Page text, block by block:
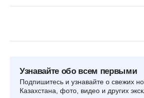
Узнавайте обо всем первыми
Подпишитесь и узнавайте о свежих
Казахстана, фото, видео и других